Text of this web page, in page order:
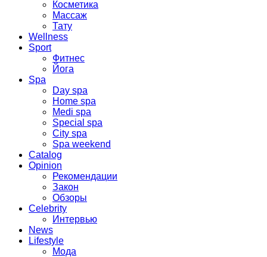
Косметика
Массаж
Тату
Wellness
Sport
Фитнес
Йога
Spa
Day spa
Home spa
Medi spa
Special spa
City spa
Spa weekend
Catalog
Opinion
Рекомендации
Закон
Обзоры
Celebrity
Интервью
News
Lifestyle
Мода